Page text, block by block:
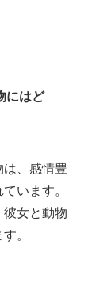
にはど
は、感情豊
います。
彼女と動物
。